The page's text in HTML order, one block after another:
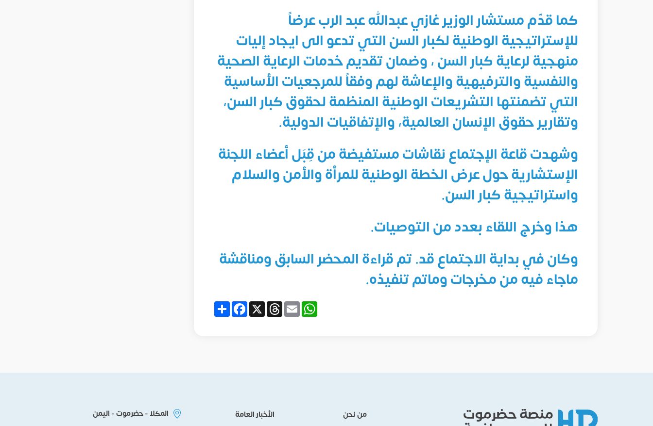
كما قدّم مستشار الوزير غازي عبدالله عبد الرب عرضاً
للإستراتيجية الوطنية لكبار السن التي تدعو الى ايجاد إليات
منهجية لرعاية كبار السن ، وضمان تقديم خدمات الرعاية الصحية
والنفسية والترفيهية والإعاشة لهم وفقاً للمرجعيات الأساسية
التي تضمنتها التشريعات الوطنية المنظمة لحقوق كبار السن،
وتقارير حقوق الإنسان العالمية، والإتفاقيات الدولية.
وشهدت قاعة الإجتماع نقاشات مستفيضة من قِبَل أعضاء اللجنة
الإستشارية حول عرض الخطة الوطنية للمرأة والأمن والسلام
واستراتيجية كبار السن.
هذا وخرج اللقاء بعدد من التوصيات.
وكان في بداية الاجتماع قد. تم قراءة المحضر السابق ومناقشة
ماجاء فيه من مخرجات وماتم تنفيذه.
Share
Facebook X
ThreadsEmail
WhatsApp
من نحن الأخبار العامة
المكلا - حضرموت - اليمن